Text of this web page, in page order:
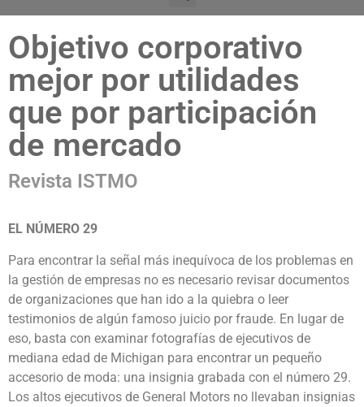
Objetivo corporativo
mejor por utilidades
que por participación
de mercado
Revista ISTMO
EL NÚMERO 29
Para encontrar la señal más inequívoca de los problemas en
la gestión de empresas no es necesario revisar documentos
de organizaciones que han ido a la quiebra o leer
testimonios de algún famoso juicio por fraude. En lugar de
eso, basta con examinar fotografías de ejecutivos de
mediana edad de Michigan para encontrar un pequeño
accesorio de moda: una insignia grabada con el número 29.
Los altos ejecutivos de General Motors no llevaban insignias